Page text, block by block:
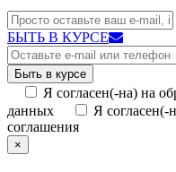
БЫТЬ В КУРСЕ
Я согласен(-на) на
данных
Я согласен(-
соглашения
×